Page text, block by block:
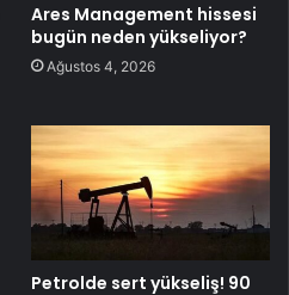
Ares Management hissesi
bugün neden yükseliyor?
Ağustos 4, 2026
Petrolde sert yükseliş! 90